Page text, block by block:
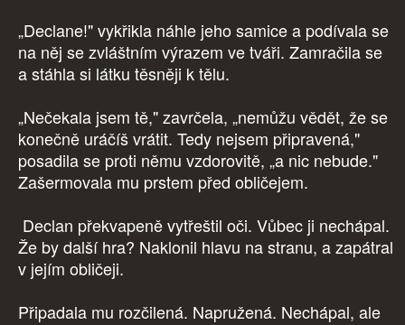
„Declane!" vykřikla náhle jeho samice a podívala se
na něj se zvláštním výrazem ve tváři. Zamračila se
a stáhla si látku těsněji k tělu.
„Nečekala jsem tě," zavrčela, „nemůžu vědět, že se
konečně uráčíš vrátit. Tedy nejsem připravená,"
posadila se proti němu vzdorovitě, „a nic nebude."
Zašermovala mu prstem před obličejem.
Declan překvapeně vytřeštil oči. Vůbec ji nechápal.
Že by další hra? Naklonil hlavu na stranu, a zapátral
v jejím obličeji.
Připadala mu rozčilená. Napružená. Nechápal, ale